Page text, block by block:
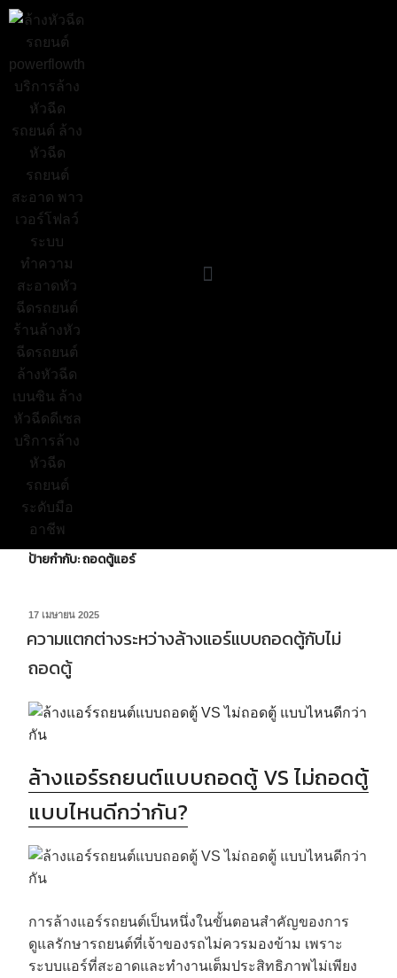
ป้ายกำกับ:ถอดตู้แอร์
17 เมษายน 2025
ความแตกต่างระหว่างล้างแอร์แบบถอดตู้กับไม่
ถอดตู้
ล้างแอร์รถยนต์แบบถอดตู้ VS ไม่ถอดตู้
แบบไหนดีกว่ากัน?
การล้างแอร์รถยนต์เป็นหนึ่งในขั้นตอนสำคัญของการ
ดูแลรักษารถยนต์ที่เจ้าของรถไม่ควรมองข้าม เพราะ
ระบบแอร์ที่สะอาดและทำงานเต็มประสิทธิภาพไม่เพียง